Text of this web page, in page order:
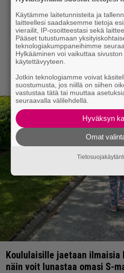
Koululaisille jaetaan ilmaisia
näin voit lunastaa omasi S-
Käytämme laitetunnisteita ja
laitteellesi saadaksemme tietoja
vierailit, IP-osoitteestasi sekä
Pääset tutustumaan
teknologiakumppaneihimme
Hylkääminen voi vaikuttaa
käytettävyyteen.
Jotkin teknologiamme voivat
suostumusta, jos niillä on siihen
vastustaa tätä tai muuttaa
seuraavalla välilehdellä.
Hyväksyn
Omat